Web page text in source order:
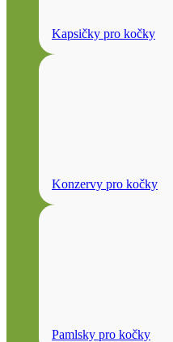
Kapsičky pro kočky
Konzervy pro kočky
Pamlsky pro kočky